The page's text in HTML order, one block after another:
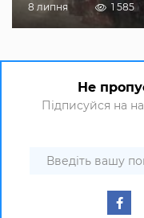
8 липня 1 585
Не
Підписуйся на